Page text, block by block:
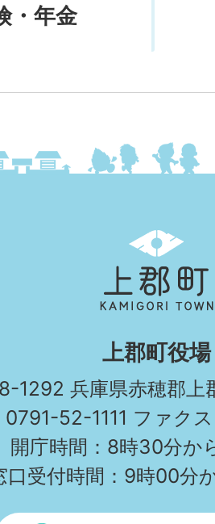
・年金
郡
町
KAMIGORI
TOWN
上郡町役場
1292 兵庫県赤穂郡上
0791-52-1111 ファク
開庁時間：8時30分か
口受付時間：9時00分